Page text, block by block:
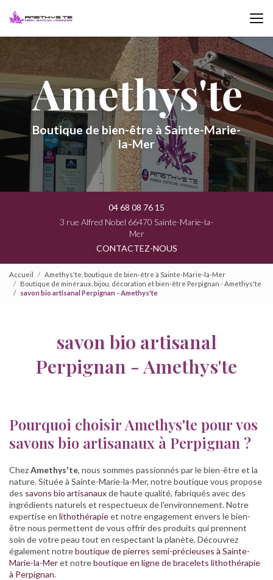
Boutique de bien-être à Sainte-Marie-
la-Mer
04 68 08 76 15
3 rue Alfred Nobel 66470 Sainte-Marie-la-
Mer
CONTACTEZ-NOUS
Accueil
Amethys'te, boutique de bien-être à Sainte-Marie-la-Mer
Boutique de minéraux, bijou, décoration et bien-être Perpignan - Amethys'te
savon bio artisanal Perpignan - Amethys'te
savon bio artisanal
Perpignan - Amethys'te
Pourquoi choisir Amethys'te pour vos
savons bio artisanaux à Perpignan ?
ChezAmethys'te, nous sommes passionnés par le bien-être et la
nature. Située à Sainte-Marie-la-Mer, notre boutique vous propose
des savons bio artisanauxde haute qualité, fabriqués avec des
ingrédients naturels et respectueux de l'environnement. Notre
expertise en lithothérapieet notre engagement envers le bien-
être nous permettent de vous offrir des produits qui prennent
soin de votre peau tout en respectant la planète. Découvrez
également notreboutique de pierres semi-précieuses à Sainte-
Marie-la-Meret notreboutique en ligne de bracelets lithothérapie
à Perpignan.